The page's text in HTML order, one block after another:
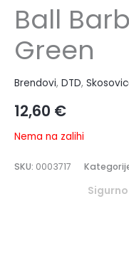
Ball
Green
Brendovi, DTD,
12,60 €
Nema na zalihi
SKU: 0003717